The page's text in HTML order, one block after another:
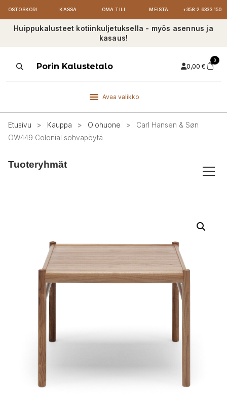
OSTOSKORI KASSA OMA TILI MEISTÄ +358 2 6333 150
Huippukalusteet kotiinkuljetuksella - myös asennus ja
kasaus!
ProductsPorin Kalustetalo 0,00 €
0
Avaa valikko
Etusivu > Kauppa > Olohuone >
Carl Hansen & Søn
OW449 Colonial sohvapöytä
Tuoteryhmät